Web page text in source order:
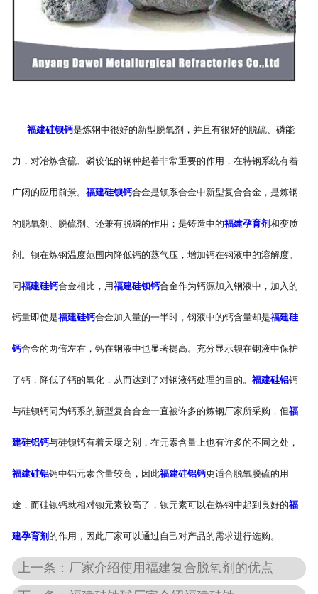
福建硅钡钙是炼钢中很好的新型脱氧剂，并且有很好的脱硫、磷能
力，对冶炼含硫、磷较低的钢种起着非常重要的作用，在特钢系统有着
广阔的应用前景。 福建硅钡钙合金是钡系合金中新型复合合金，是炼钢
的脱氧剂、脱硫剂、还兼有脱磷的作用；是铸造中的福建孕育剂和变质
剂。钡在炼钢温度范围内降低钙的蒸气压，增加钙在钢液中的溶解度。
同福建硅钙合金相比，用福建硅钡钙合金作为钙源加入钢液中，加入的
钙量即使是福建硅钙合金加入量的一半时，钢液中的钙含量却是福建硅
钙合金的两倍左右，钙在钢液中也显著提高。充分显示钡在钢液中保护
了钙，降低了钙的氧化，从而达到了对钢液钙处理的目的。 福建硅铝钙
与硅钡钙同为钙系的新型复合合金一直被许多的炼钢厂家所采购，但福
建硅铝钙与硅钡钙有着天壤之别，在元素含量上也有许多的不同之处，
福建硅铝钙中铝元素含量较高，因此福建硅铝钙更适合脱氧脱硫的用
途，而硅钡钙就相对钡元素较高了，钡元素可以在炼钢中起到良好的福
建孕育剂 的作用，因此厂家可以通过自己对产品的需求进行选购。
上一条：厂家介绍使用福建复合脱氧剂的优点